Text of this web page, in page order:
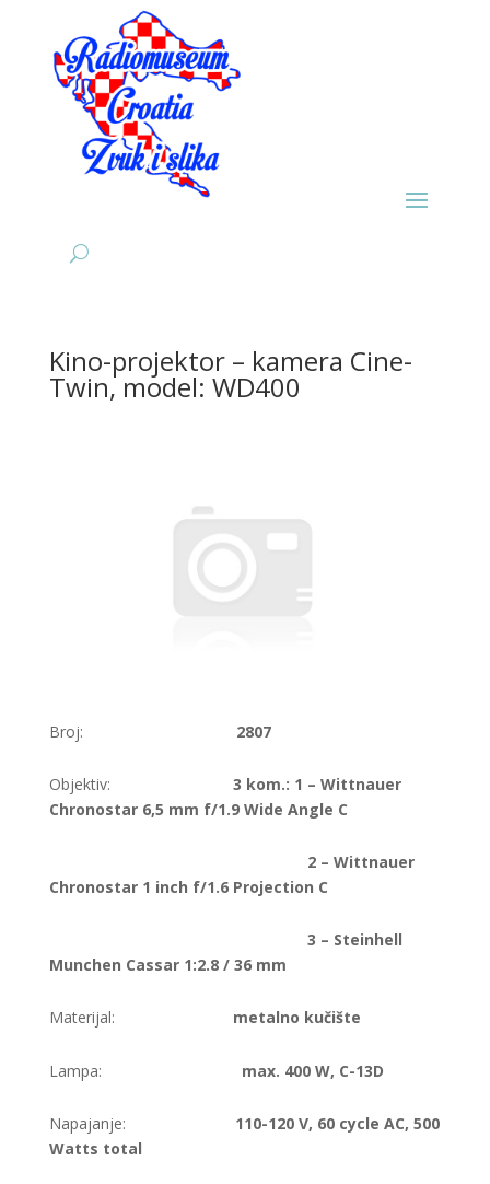
Kino-projektor – kamera Cine-
Twin, model: WD400
Broj: 2807
Objektiv: 3 kom.: 1 – Wittnauer
Chronostar 6,5 mm f/1.9 Wide Angle C
2 – Wittnauer
Chronostar 1 inch f/1.6 Projection C
3 – Steinhell
Munchen Cassar 1:2.8 / 36 mm
Materijal: metalno kučište
Lampa: max. 400 W, C-13D
Napajanje: 110-120 V, 60 cycle AC, 500
Watts total